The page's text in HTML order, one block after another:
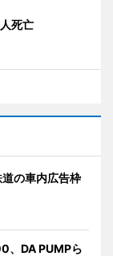
死亡
道の車内広告枠
、DA PUMPら